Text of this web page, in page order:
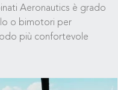
Aeronautics è grado
o bimotori per
più confortevole